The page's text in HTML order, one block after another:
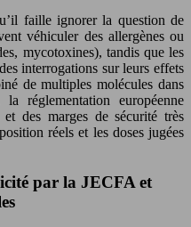
faille ignorer la question de
véhiculer des allergènes ou
mycotoxines), tandis que les
interrogations sur leurs effets
de multiples molécules dans
réglementation européenne
des marges de sécurité très
réels et les doses jugées
par la JECFA et